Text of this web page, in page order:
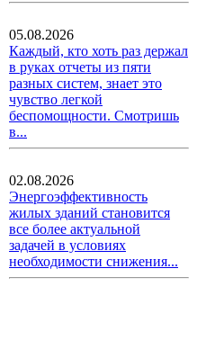
05.08.2026
Каждый, кто хоть раз держал
в руках отчеты из пяти
разных систем, знает это
чувство легкой
беспомощности. Смотришь
в...
02.08.2026
Энергоэффективность
жилых зданий становится
все более актуальной
задачей в условиях
необходимости снижения...